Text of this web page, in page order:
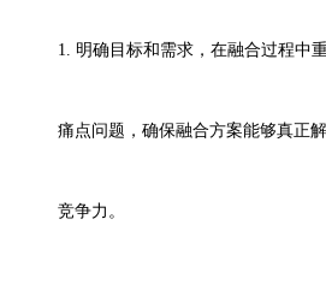
1. 明确目标和需求，在融合过程中
痛点问题，确保融合方案能够真正
竞争力。